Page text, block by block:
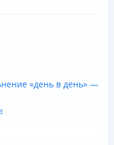
«день в день» —